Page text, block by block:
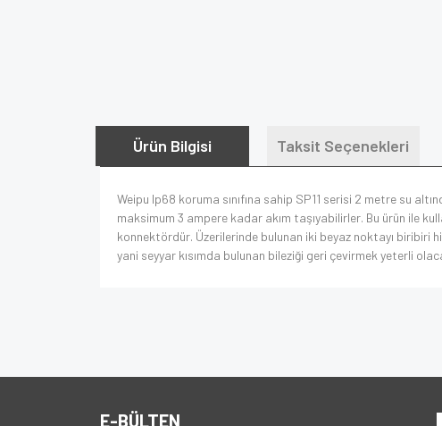
Ürün Bilgisi Taksit Seçenekleri
Weipu Ip68 koruma sınıfına sahip SP11 serisi 2 metre su
maksimum 3 ampere kadar akım taşıyabilirler. Bu ürün ile
konnektördür. Üzerilerinde bulunan iki beyaz noktayı biribiri
yani seyyar kısımda bulunan bileziği geri çevirmek yeterli
E-BÜLTEN